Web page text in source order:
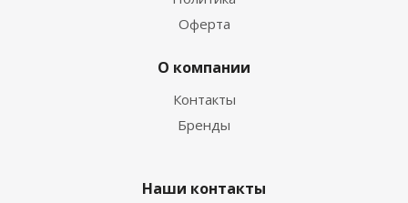
Оферта
О компании
Контакты
Бренды
Наши контакты